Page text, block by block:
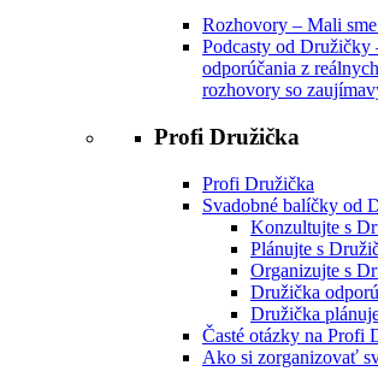
Rozhovory – Mali
Podcasty od Družičky
odporúčania z
rozhovory so
Profi Družička
Profi Družička
Svadobné balíčky od
Konzultujte s
Plánujte s
Organizujte s
Družička
Družička
Časté otázky na Profi
Ako si zorganizovať